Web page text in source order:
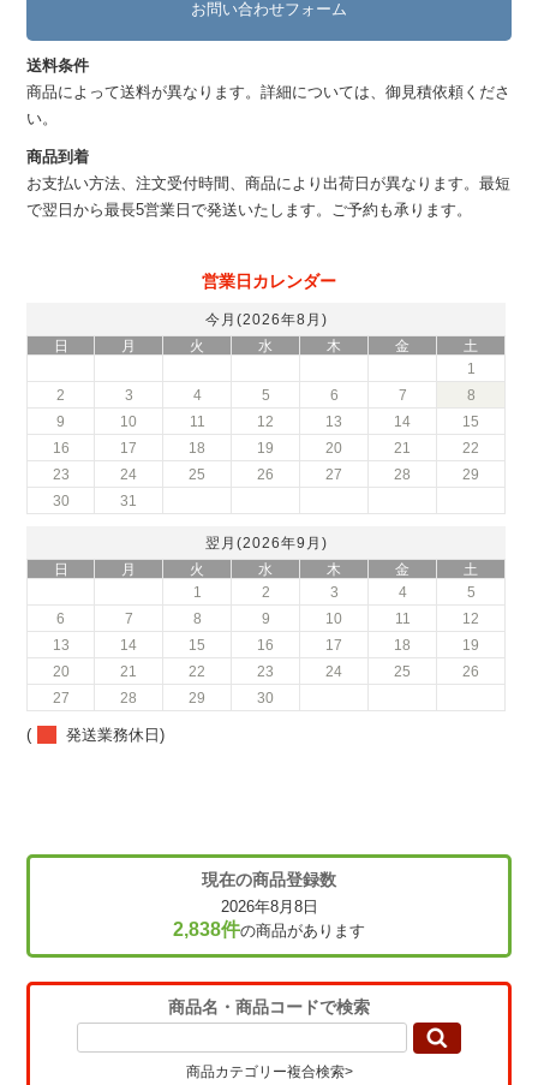
お問い合わせフォーム
送料条件
商品によって送料が異なります。詳細については、御見積依頼くださ
い。
商品到着
お支払い方法、注文受付時間、商品により出荷日が異なります。最短
で翌日から最長5営業日で発送いたします。ご予約も承ります。
営業日カレンダー
今月(2026年8月)
日
月 火 水 木 金
土
1
2
3 4 5 6 7
8
9
10 11 12 13 14
15
16
17 18 19 20 21
22
23
24 25 26 27 28
29
30
31
翌月(2026年9月)
日
月 火 水 木 金
土
1
2 3 4
5
6
7 8 9 10 11
12
13
14 15 16 17 18
19
20
21 22 23 24 25
26
27
28 29 30
( 発送業務休日)
現在の商品登録数
2026年8月8日
2,838件の商品があります
商品名・商品コードで検索
商品カテゴリー複合検索>